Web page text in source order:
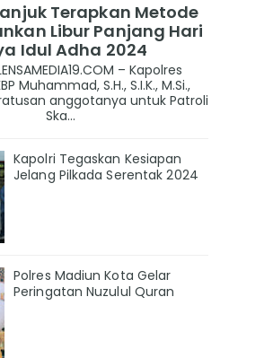
Terapkan Metode
Libur Panjang Hari
Idul Adha 2024
– Kapolres
Muhammad, S.H., S.I.K., M.Si.,
anggotanya untuk Patroli
Ska...
Kapolri Tegaskan Kesiapan
Jelang Pilkada Serentak 2024
Polres Madiun Kota Gelar
Peringatan Nuzulul Quran